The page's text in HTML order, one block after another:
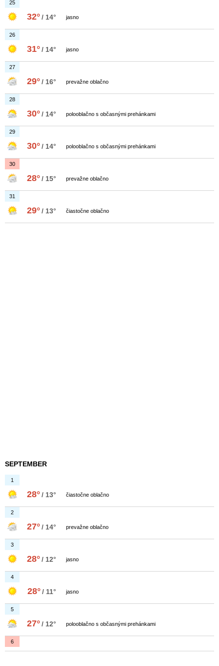
25
32°/ 14° jasno
26
31°/ 14° jasno
27
29°/ 16° prevažne oblačno
28
30°/ 14° polooblačno s občasnými prehánkami
29
30°/ 14° polooblačno s občasnými prehánkami
30
28°/ 15° prevažne oblačno
31
29°/ 13° čiastočne oblačno
SEPTEMBER
1
28°/ 13° čiastočne oblačno
2
27°/ 14° prevažne oblačno
3
28°/ 12° jasno
4
28° / 11° jasno
5
27°/ 12° polooblačno s občasnými prehánkami
6